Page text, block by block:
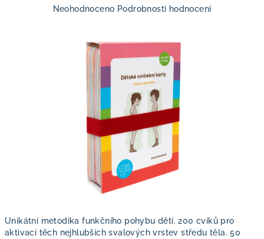
Unikátní metodika funkčního pohybu dětí. 200 cviků pro
aktivaci těch nejhlubších svalových vrstev středu těla. 50
Průměrné
hvězdiček.
Neohodnoceno Podrobnosti hodnocení